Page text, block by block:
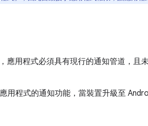
應用程式必須具有現行的通知管道，且
用程式的通知功能，當裝置升級至